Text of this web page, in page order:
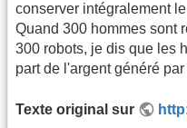
conserver intégralement
Quand 300 hommes sont
300 robots, je dis que les
part de l'argent généré
Texte original sur